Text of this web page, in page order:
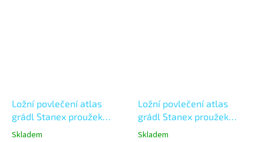
Ložní povlečení atlas
grádl Stanex proužek
tmavě šedý (LS907), šedá
Skladem
Ložní povlečení atlas
grádl Stanex proužek
meruňkový (LS902),
Skladem